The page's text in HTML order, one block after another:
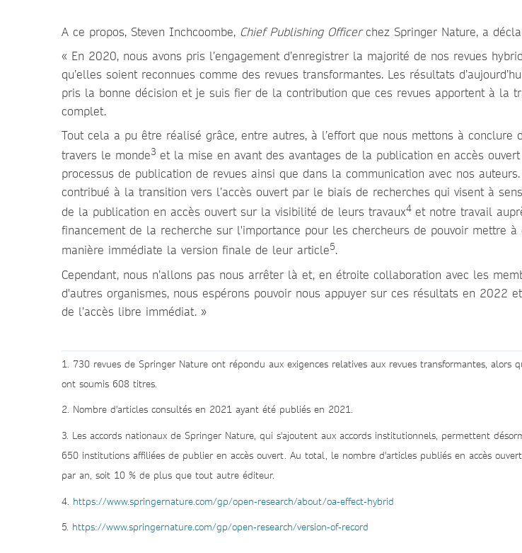
A ce propos, Steven Inchcoombe, Chief Publishing Officerchez Springer Nature, a
« En 2020, nous avons pris l’engagement d’enregistrer la majorité de nos revues
qu’elles soient reconnues comme des revues transformantes. Les résultats
pris la bonne décision et je suis fier de la contribution que ces revues apportent à la
complet.
Tout cela a pu être réalisé grâce, entre autres, à l’effort que nous mettons à conclure
travers le monde3 et la mise en avant des avantages de la publication en accès
processus de publication de revues ainsi que dans la communication avec nos
contribué à la transition vers l’accès ouvert par le biais de recherches qui visent à
de la publication en accès ouvert sur la visibilité de leurs travaux4 et notre travail
financement de la recherche sur l'importance pour les chercheurs de pouvoir mettre
manière immédiate la version finale de leur article5.
Cependant, nous n’allons pas nous arrêter là et, en étroite collaboration avec les
d'autres organismes, nous espérons pouvoir nous appuyer sur ces résultats en 2022
de l’accès libre immédiat. »
1. 730 revues de Springer Nature ont répondu aux exigences relatives aux revues transformantes, alors
ont soumis 608 titres.
2. Nombre d'articles consultés en 2021 ayant été publiés en 2021.
3. Les accords nationaux de Springer Nature, qui s'ajoutent aux accords institutionnels, permettent
650 institutions affiliées de publier en accès ouvert. Au total, le nombre d'articles publiés en accès
par an, soit 10 % de plus que tout autre éditeur.
4. https://www.springernature.com/gp/open-research/about/oa-effect-hybrid
5. https://www.springernature.com/gp/open-research/version-of-record